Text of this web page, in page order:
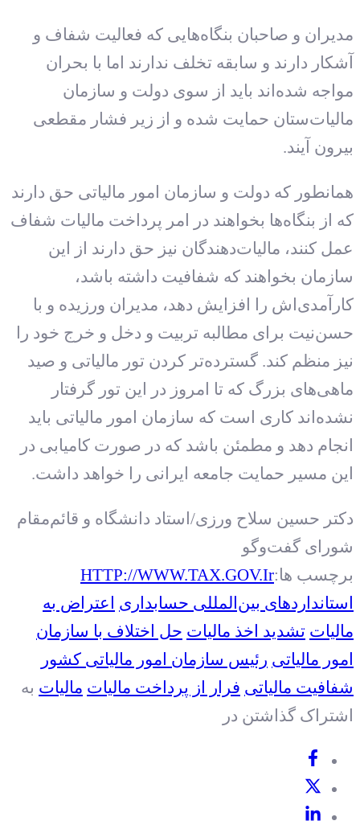
مدیران و صاحبان بنگاه‌هایی که فعالیت شفاف و
آشکار دارند و سابقه تخلف ندارند اما با بحران
مواجه شده‌اند باید از سوی دولت و سازمان
مالیات‌ستان حمایت شده و از زیر فشار مقطعی
بیرون آیند.
همانطور که دولت و سازمان امور مالیاتی حق دارند
که از بنگاه‌ها بخواهند در امر پرداخت مالیات شفاف
عمل کنند، مالیات‌دهندگان نیز حق دارند از این
سازمان بخواهند که شفافیت داشته باشد،
کارآمدی‌اش را افزایش دهد، مدیران ورزیده و با
حسن‌نیت برای مطالبه تربیت و دخل و خرج خود را
نیز منظم کند. گسترده‌تر کردن تور مالیاتی و صید
ماهی‌های بزرگ که تا امروز در این تور گرفتار
نشده‌اند کاری است که سازمان امور مالیاتی باید
انجام دهد و مطمئن باشد که در صورت کامیابی در
این مسیر حمایت جامعه ایرانی را خواهد داشت.
دکتر حسین سلاح‌ ورزی/استاد دانشگاه و قائم‌مقام
شورای گفت‌وگو
برچسب ها:HTTP://WWW.TAX.GOV.Ir
استانداردهای بین‌المللی حسابداری اعتراض به
مالیات تشدید اخذ مالیات حل اختلاف با سازمان
امور مالیاتی رئیس سازمان امور مالیاتی کشور
شفافیت مالیاتی فرار از پرداخت مالیات مالیات به
اشتراک گذاشتن در